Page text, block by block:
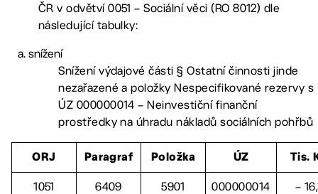
ČR v odvětví 0051 – Sociální věci (RO 8012) dle
následující tabulky:
snížení
Snížení výdajové části § Ostatní činnosti jinde
nezařazené a položky Nespecifikované rezervy s
ÚZ 000000014 – Neinvestiční finanční
prostředky na úhradu nákladů sociálních pohřbů
ORJ Paragraf Položka ÚZ Tis.
1051 6409 5901 000000014 –